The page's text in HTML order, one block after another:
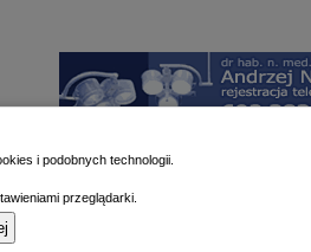
i podobnych technologii.
przeglądarki.